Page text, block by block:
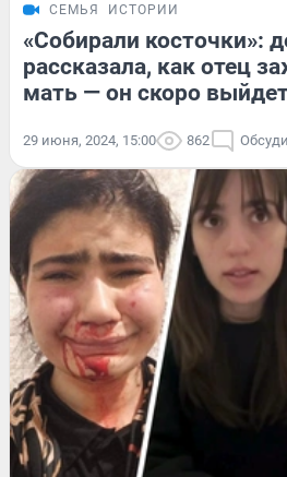
СЕМЬЯ ИСТОРИИ
«Собирали косточки»:
рассказала, как отец
мать — он скоро
29 июня, 2024, 15:00 862